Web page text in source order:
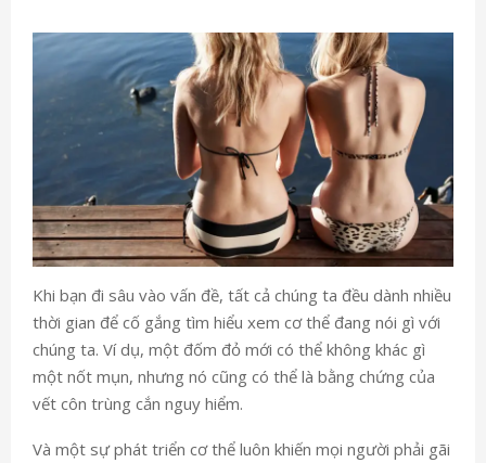
Khi bạn đi sâu vào vấn đề, tất cả chúng ta đều dành nhiều
thời gian để cố gắng tìm hiểu xem cơ thể đang nói gì với
chúng ta. Ví dụ, một đốm đỏ mới có thể không khác gì
một nốt mụn, nhưng nó cũng có thể là bằng chứng của
vết côn trùng cắn nguy hiểm.
Và một sự phát triển cơ thể luôn khiến mọi người phải gãi